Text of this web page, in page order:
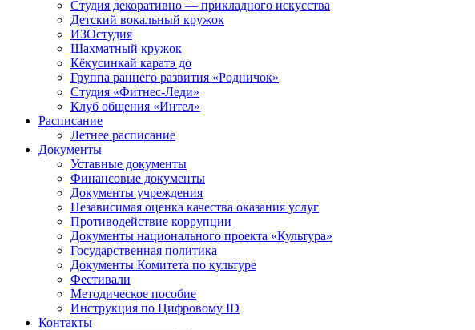
Студия декоративно — прикладного искусства
Детский вокальный кружок
ИЗОстудия
Шахматный кружок
Кёкусинкай каратэ до
Группа раннего развития «Родничок»
Cтудия «Фитнес-Леди»
Клуб общения «Интел»
Расписание
Летнее расписание
Документы
Уставные документы
Финансовые документы
Документы учреждения
Независимая оценка качества оказания услуг
Противодействие коррупции
Документы национального проекта «Культура»
Государственная политика
Документы Комитета по культуре
Фестивали
Методическое пособие
Инструкция по Цифровому ID
Контакты